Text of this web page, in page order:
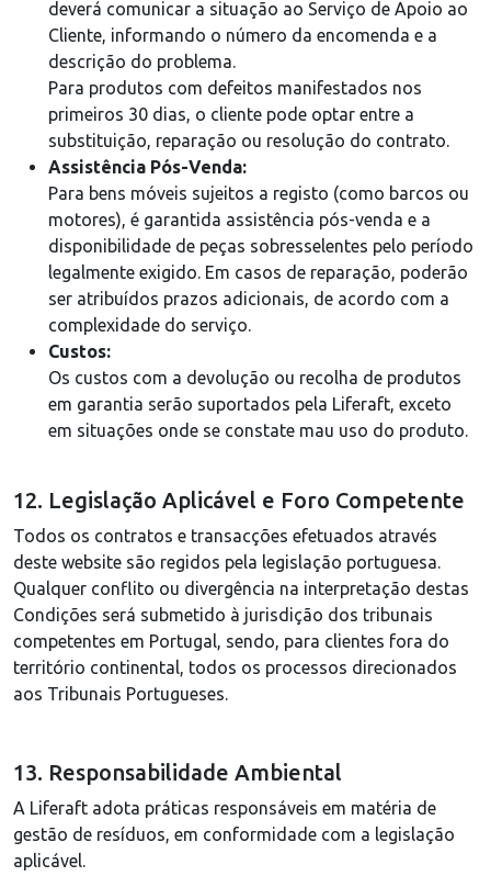
deverá comunicar a situação ao Serviço de Apoio ao
Cliente, informando o número da encomenda e a
descrição do problema.
Para produtos com defeitos manifestados nos
primeiros 30 dias, o cliente pode optar entre a
substituição, reparação ou resolução do contrato.
Assistência Pós-Venda:
Para bens móveis sujeitos a registo (como barcos ou
motores), é garantida assistência pós-venda e a
disponibilidade de peças sobresselentes pelo período
legalmente exigido. Em casos de reparação, poderão
ser atribuídos prazos adicionais, de acordo com a
complexidade do serviço.
Custos:
Os custos com a devolução ou recolha de produtos
em garantia serão suportados pela Liferaft, exceto
em situações onde se constate mau uso do produto.
12. Legislação Aplicável e Foro Competente
Todos os contratos e transacções efetuados através
deste website são regidos pela legislação portuguesa.
Qualquer conflito ou divergência na interpretação destas
Condições será submetido à jurisdição dos tribunais
competentes em Portugal, sendo, para clientes fora do
território continental, todos os processos direcionados
aos Tribunais Portugueses.
13. Responsabilidade Ambiental
A Liferaft adota práticas responsáveis em matéria de
gestão de resíduos, em conformidade com a legislação
aplicável.